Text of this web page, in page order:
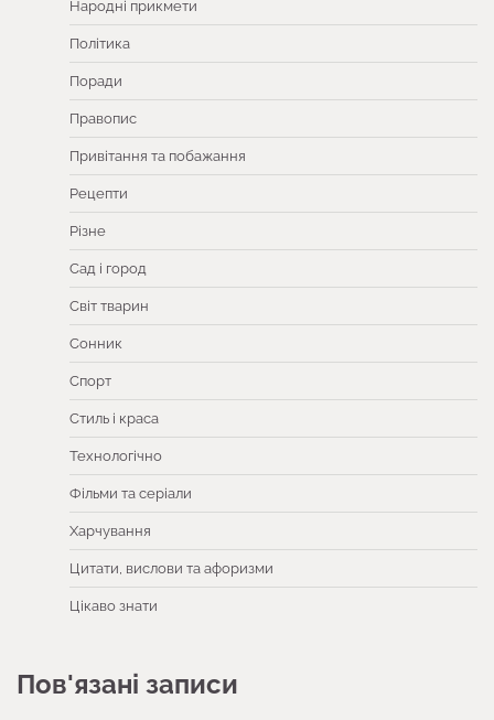
Народні прикмети
Політика
Поради
Правопис
Привітання та побажання
Рецепти
Різне
Сад і город
Світ тварин
Сонник
Спорт
Стиль і краса
Технологічно
Фільми та серіали
Харчування
Цитати, вислови та афоризми
Цікаво знати
Пов'язані записи